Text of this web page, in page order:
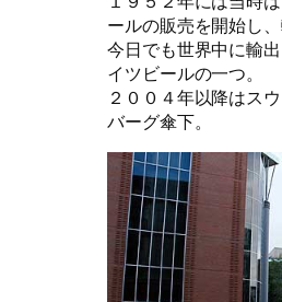
ールの販売を開始し、
今日でも世界中に輸
イツビールの一つ。
２００４年以降はス
バーグ傘下。